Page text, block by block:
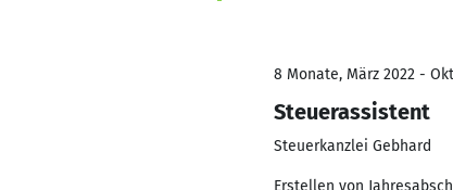
8 Monate, März 2022 -
Steuerassistent
Steuerkanzlei Gebhard
Erstellen von